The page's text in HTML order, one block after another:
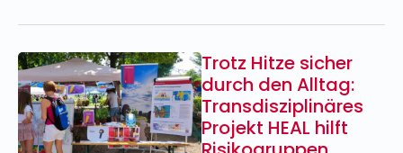
Trotz Hitze sicher
durch den Alltag:
Transdisziplinäres
Projekt HEAL hilft